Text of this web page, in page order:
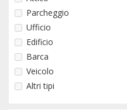
Parcheggio
Ufficio
Edificio
Barca
Veicolo
Altri tipi